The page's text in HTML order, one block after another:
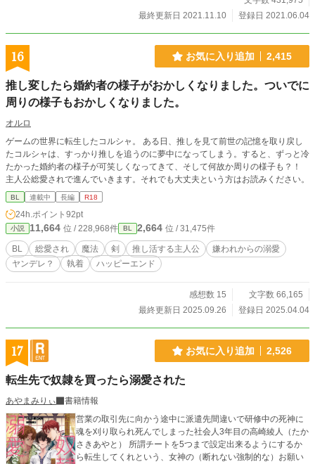
最終更新日 2021.11.10
登録日 2021.06.04
16 お気に入り追加 2,415
推し変したら婚約者の様子がおかしくなりました。ついでに
周りの様子もおかしくなりました。
オルロ
ゲームの世界に転生したコルシャ。 ある日、推しを見て前世の記憶を取り戻し
たコルシャは、すっかり推しを追うのに夢中になってしまう。すると、ずっと冷
たかった婚約者の様子が可笑しくなってきて、そして何故か周りの様子も？！
主人公総愛されで進んでいきます。それでも大丈夫という方はお読みください。
BL 連載中 長編 R18
24h.ポイント 92pt
小説 11,664 位 / 228,968件 BL 2,664 位 / 31,475件
BL 総愛され 魔法 剣 推し活する主人公
嫌われからの溺愛
ヤンデレ？
執着 ハッピーエンド
感想数 15
文字数 66,165
最終更新日 2025.09.26
登録日 2025.04.04
17 お気に入り追加 2,526
転生先で奴隷を買ったら溺愛された
あやまみりぃ
書籍情報
営業の取引先に向かう途中に派遣先間違いで研修中の死神に
魂を刈り取られ死んでしまった社会人3年目の高崎綾人（たか
さきあやと） 所謂チートを5つまで設定出来るようにするか
ら転生してくれという、女神の（断れない強制的な）お願い